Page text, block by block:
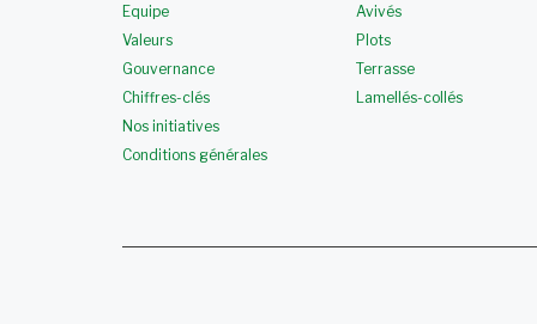
Equipe
Valeurs
Gouvernance
Chiffres-clés
Nos initiatives
Conditions générales
Avivés
Plots
Terrasse
Lamellés-collés